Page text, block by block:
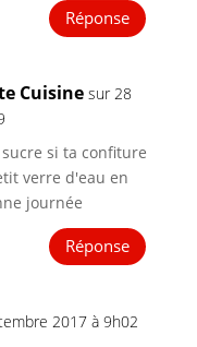
Réponse
Cuisine sur 28
si ta confiture
verre d'eau en
journée
Réponse
2017 à 9h02